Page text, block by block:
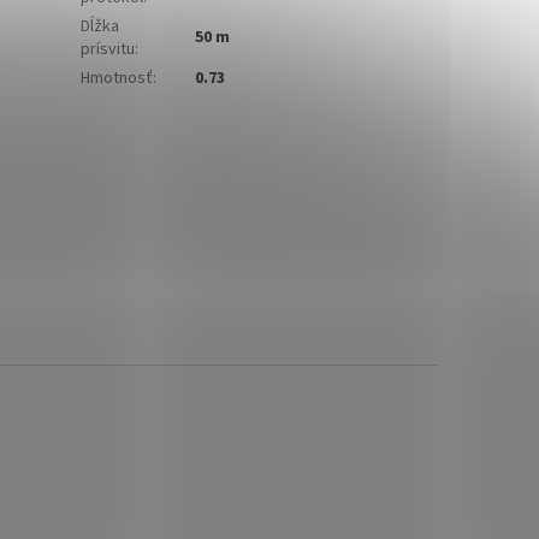
Dĺžka
prísvitu:
50 m
Hmotnosť: 0.73